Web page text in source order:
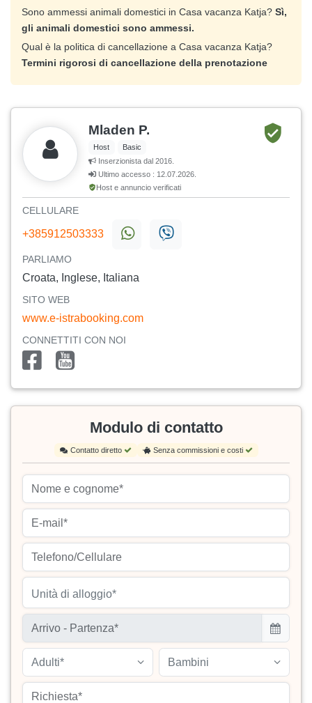
Sono ammessi animali domestici in Casa vacanza Katja? Sì,
gli animali domestici sono ammessi.
Qual è la politica di cancellazione a Casa vacanza Katja?
Termini rigorosi di cancellazione della prenotazione
Mladen P.
Host
Basic
Inserzionista dal 2016.
Ultimo accesso : 12.07.2026.
Host e annuncio verificati
CELLULARE
+385912503333
PARLIAMO
Croata, Inglese, Italiana
SITO WEB
www.e-istrabooking.com
CONNETTITI CON NOI
Modulo di contatto
Contatto diretto Senza commissioni e costi
Unità di alloggio*
Adulti* Bambini